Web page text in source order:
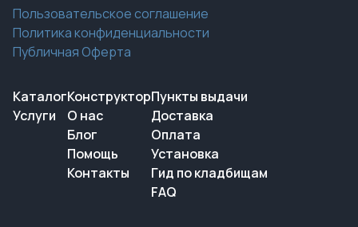
Пользовательское соглашение
Политика конфиденциальности
Публичная Оферта
Каталог
Услуги
Конструктор
О нас
Блог
Помощь
Контакты
Пункты выдачи
Доставка
Оплата
Установка
Гид по кладбищам
FAQ